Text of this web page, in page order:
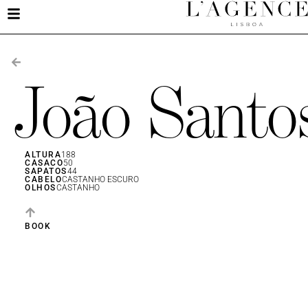
João
ALTURA188
CASACO50
SAPATOS44
CABELOCASTANHO ESCURO
OLHOSCASTANHO
BOOK